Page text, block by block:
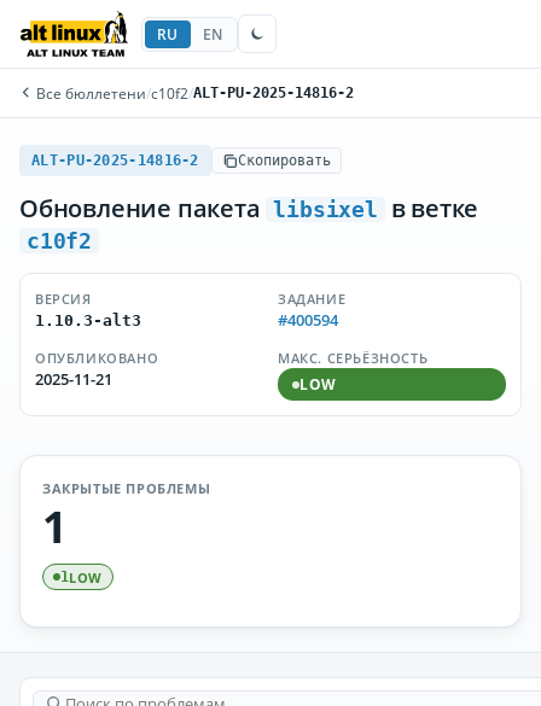
RU EN
Все бюллетени/c10f2/ALT-PU-2025-14816-2
ALT-PU-2025-14816-2 Скопировать
Обновление пакета libsixel в ветке
c10f2
ВЕРСИЯ
1.10.3-alt3
ЗАДАНИЕ
#400594
ОПУБЛИКОВАНО
2025-11-21
МАКС. СЕРЬЁЗНОСТЬ
LOW
ЗАКРЫТЫЕ ПРОБЛЕМЫ
1
1LOW